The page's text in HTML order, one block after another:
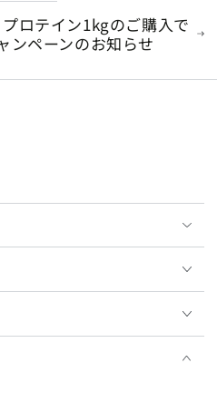
プロテイン1kgのご購入で
ンペーンのお知らせ